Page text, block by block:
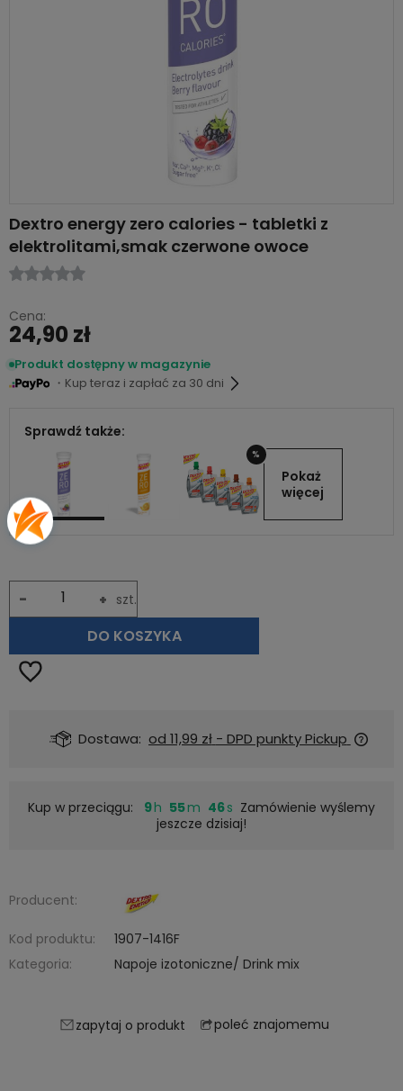
Dextro energy zero calories - tabletki z
elektrolitami,smak czerwone owoce
Cena:
24,90 zł
Produkt dostępny w magazynie
・Kup teraz i zapłać za 30 dni
Sprawdź także:
%
Pokaż
więcej
+
- szt.
DO KOSZYKA
Dostawa: od 11,99 zł - DPD punkty Pickup
Kup w przeciągu: 9 55 45
Zamówienie wyślemy
jeszcze dzisiaj!
Producent:
Kod produktu:
1907-1416F
Kategoria:
Napoje izotoniczne/ Drink mix
zapytaj o produkt poleć znajomemu